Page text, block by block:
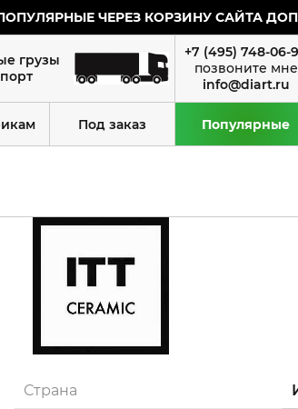
ЧЕРЕЗ КОРЗИНУ САЙТА
грузы
+7 (495) 748-06-
info@diart.ru
Под заказ Популярные
Страна